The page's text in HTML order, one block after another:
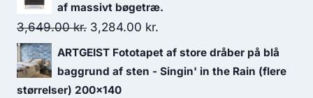
af massivt bøgetræ.
3,649.00kr. 3,284.00 kr.
ARTGEIST Fototapet af store dråber på blå
baggrund af sten - Singin' in the Rain (flere
størrelser) 200x140